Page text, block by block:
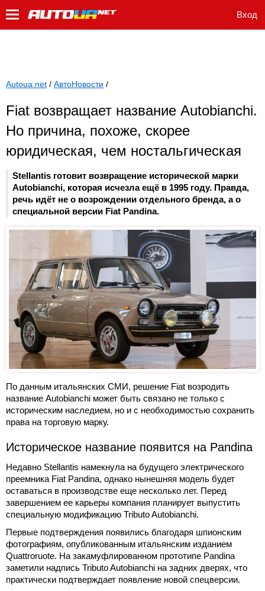
Вход
Autoua.net / АвтоНовости /
Fiat возвращает название Autobianchi.
Но причина, похоже, скорее
юридическая, чем ностальгическая
Stellantis готовит возвращение исторической марки
Autobianchi, которая исчезла ещё в 1995 году. Правда,
речь идёт не о возрождении отдельного бренда, а о
специальной версии Fiat Pandina.
По данным итальянских СМИ, решение Fiat возродить
название Autobianchi может быть связано не только с
историческим наследием, но и с необходимостью сохранить
права на торговую марку.
Историческое название появится на Pandina
Недавно Stellantis намекнула на будущего электрического
преемника Fiat Pandina, однако нынешняя модель будет
оставаться в производстве еще несколько лет. Перед
завершением ее карьеры компания планирует выпустить
специальную модификацию Tributo Autobianchi.
Первые подтверждения появились благодаря шпионским
фотографиям, опубликованным итальянским изданием
Quattroruote. На закамуфлированном прототипе Pandina
заметили надпись Tributo Autobianchi на задних дверях, что
практически подтверждает появление новой спецверсии.